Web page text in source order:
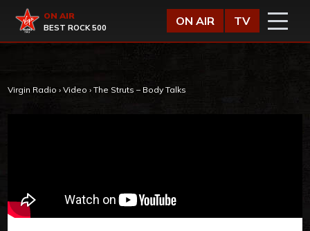
Virgin Radio
ON AIR
BEST ROCK 500
ON AIR TV
Virgin Radio › Video › The Struts – Body Talks